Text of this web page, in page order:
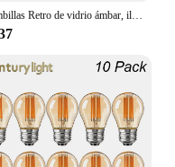
Bombillas Retro de vidrio ámbar, iluminación blanca cálida, Base de tornillo, filamento Vintage, 40W, 2700K, E27